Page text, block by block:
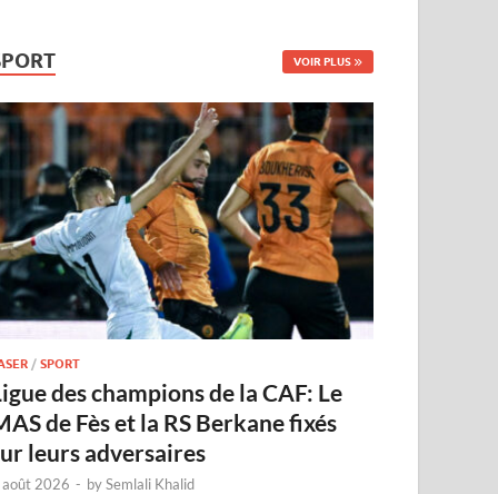
VOIR PLUS
/SPORT
des champions de la CAF: Le
de Fès et la RS Berkane fixés
leurs adversaires
2026 - bySemlali Khalid